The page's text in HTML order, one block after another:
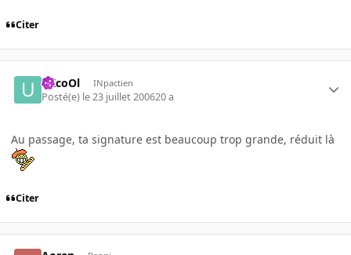
Citer
uXcoOl INpactien
Posté(e) le 23 juillet 200620 a
Au passage, ta signature est beaucoup trop grande, réduit là
Citer